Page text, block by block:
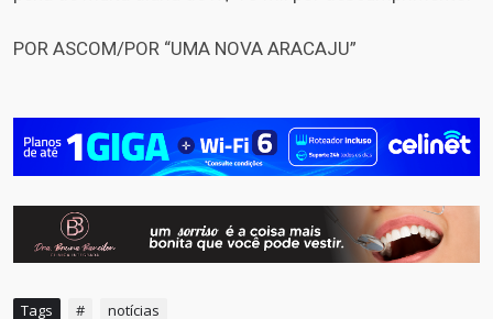
POR ASCOM/POR “UMA NOVA ARACAJU”
Tags # notícias